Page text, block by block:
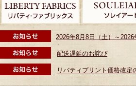
2026年8月8日（土）～
配送遅延のお詫び
リバティプリント価格改定